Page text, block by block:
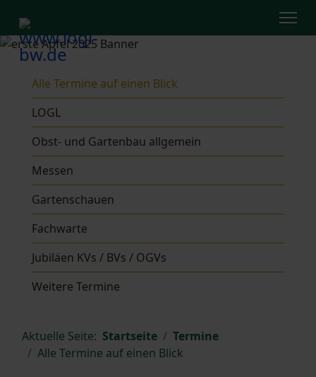
Alle Termine auf einen Blick
LOGL
Obst- und Gartenbau allgemein
Messen
Gartenschauen
Fachwarte
Jubiläen KVs / BVs / OGVs
Weitere Termine
Aktuelle Seite: Startseite
Termine
Alle Termine auf einen Blick